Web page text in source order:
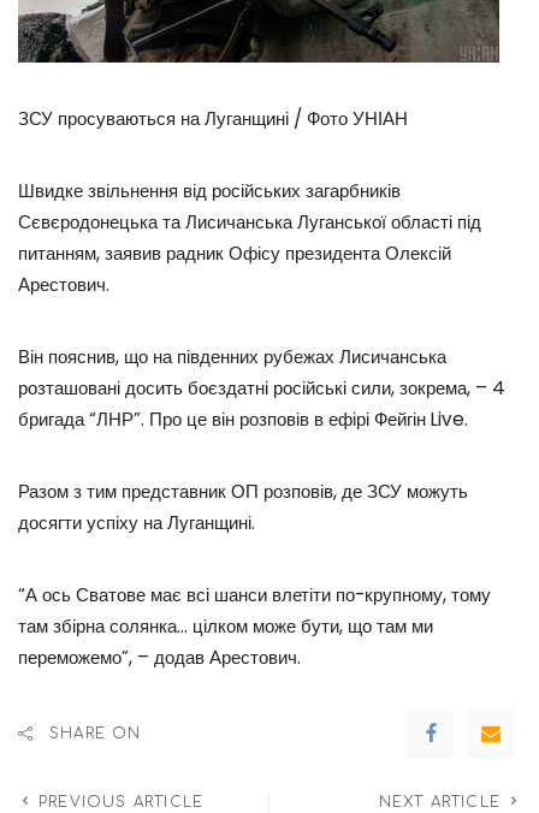
ЗСУ просуваються на Луганщині / Фото УНІАН
Швидке звільнення від російських загарбників
Сєвєродонецька та Лисичанська Луганської області під
питанням, заявив радник Офісу президента Олексій
Арестович.
Він пояснив, що на південних рубежах Лисичанська
розташовані досить боєздатні російські сили, зокрема, – 4
бригада “ЛНР”. Про це він розповів в ефірі Фейгін Live.
Разом з тим представник ОП розповів, де ЗСУ можуть
досягти успіху на Луганщині.
“А ось Сватове має всі шанси влетіти по-крупному, тому
там збірна солянка… цілком може бути, що там ми
переможемо”, – додав Арестович.
SHARE ON
PREVIOUS ARTICLE NEXT ARTICLE